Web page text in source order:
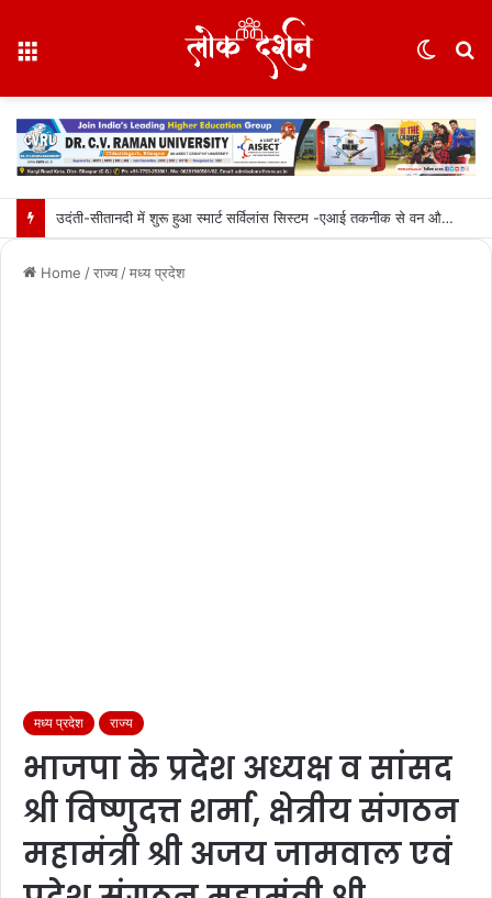
उदंती-सीतानदी में शुरू हुआ स्मार्ट सर्विलांस सिस्टम -एआई तकनीक से वन और वन्यजीवों की 24X7 निगरानी….
Home /राज्य /मध्य प्रदेश
मध्य प्रदेश राज्य
भाजपा के प्रदेश अध्यक्ष व सांसद
श्री विष्णुदत्त शर्मा, क्षेत्रीय संगठन
महामंत्री श्री अजय जामवाल एवं